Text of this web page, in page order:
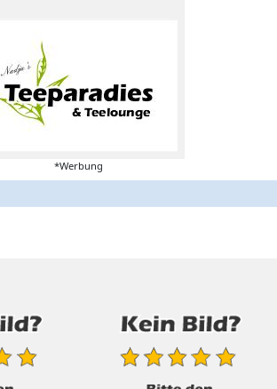
*Werbung